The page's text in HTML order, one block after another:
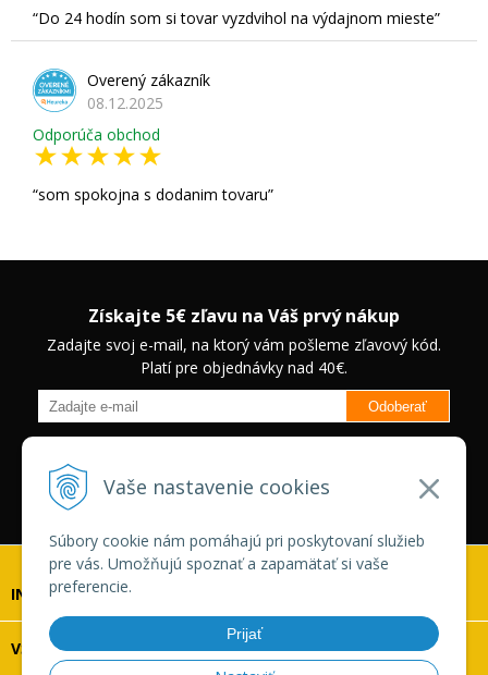
Vaše nastavenie cookies
Súbory cookie nám pomáhajú pri poskytovaní služieb
pre vás. Umožňujú spoznať a zapamätať si vaše
preferencie.
Prijať
Do 24 hodín som si tovar vyzdvihol na výdajnom mieste
Overený zákazník
08.12.2025
Odporúča obchod
som spokojna s dodanim tovaru
Získajte 5€ zľavu na Váš prvý nákup
Zadajte svoj e-mail, na ktorý vám pošleme zľavový kód.
Platí pre objednávky nad 40€.
Odoberať
zľavách na vybrané produkty.
Neplatí pre Veľkoobchodných
zákazníkov.
INFOLINKA
VŠETKO O NÁKUPE